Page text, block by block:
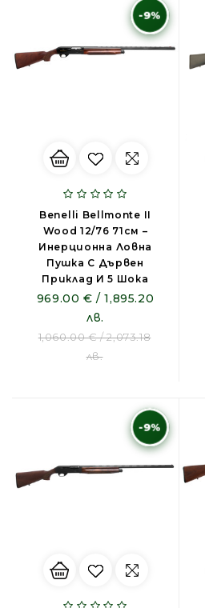
-9%
Benelli Bellmonte II
Wood 12/76 71см –
Инерционна Ловна
Пушка С Дървен
Приклад И 5 Шока
969.00 € / 1,895.20
лв.
1,060.00 € / 2,073.18
лв.
-9%